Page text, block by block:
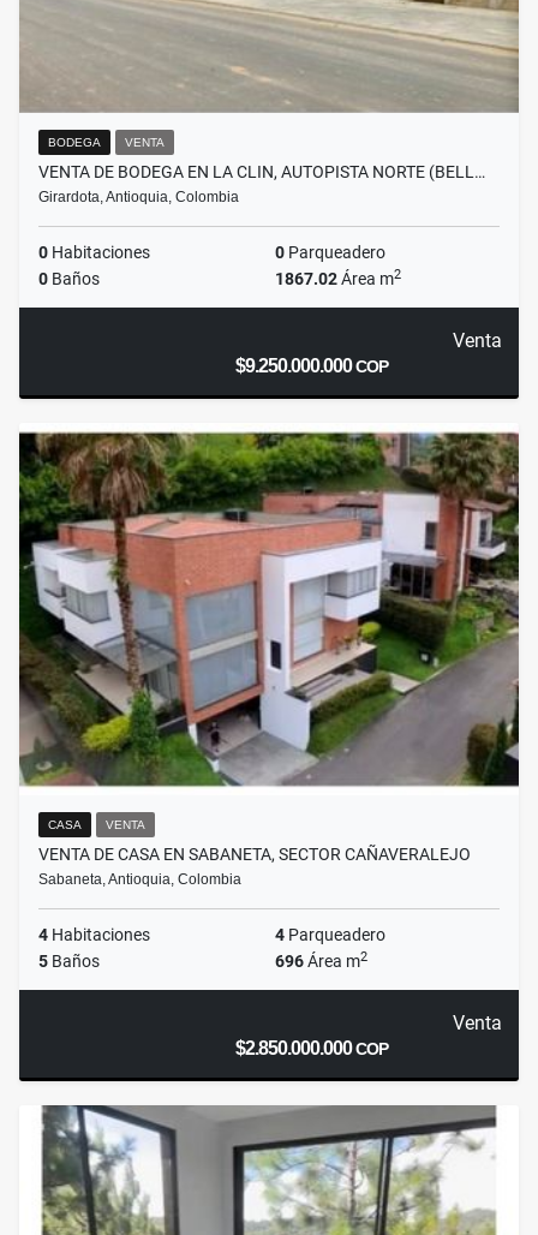
BODEGA VENTA
VENTA DE BODEGA EN LA CLIN, AUTOPISTA NORTE (BELL…
Girardota, Antioquia, Colombia
0 Habitaciones 0 Parqueadero
0 Baños 1867.02Área m2
Venta
$9.250.000.000COP
CASA VENTA
VENTA DE CASA EN SABANETA, SECTOR CAÑAVERALEJO
Sabaneta, Antioquia, Colombia
4 Habitaciones 4 Parqueadero
5 Baños 696Área m2
Venta
$2.850.000.000COP